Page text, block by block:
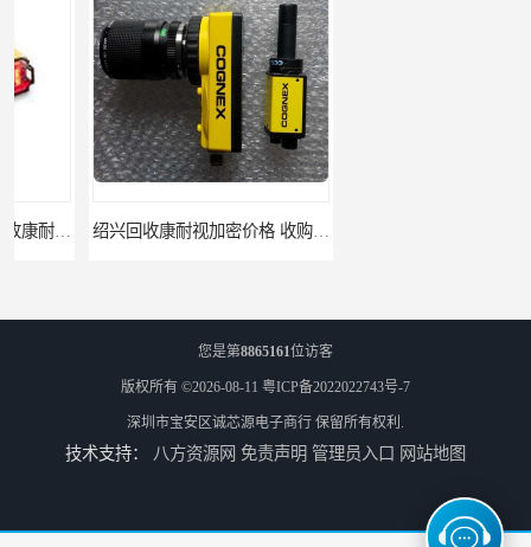
绍兴回收康耐视加密价格 收购康耐视加密狗 支持各种支付方式
湛江回收欧姆龙cpu公司 欧姆龙cpu回收 为您提供优质便捷的服务 回收欧姆龙模块 阳江回收欧姆龙cpu控制器 欧姆龙cpu回收 支持各种支付方式 回收欧姆龙模块
您是第8865161位访客
版权所有 ©2026-08-11 粤ICP备2022022743号-7
深圳市宝安区诚芯源电子商行 保留所有权利.
技术支持： 八方资源网 免责声明 管理员入口 网站地图